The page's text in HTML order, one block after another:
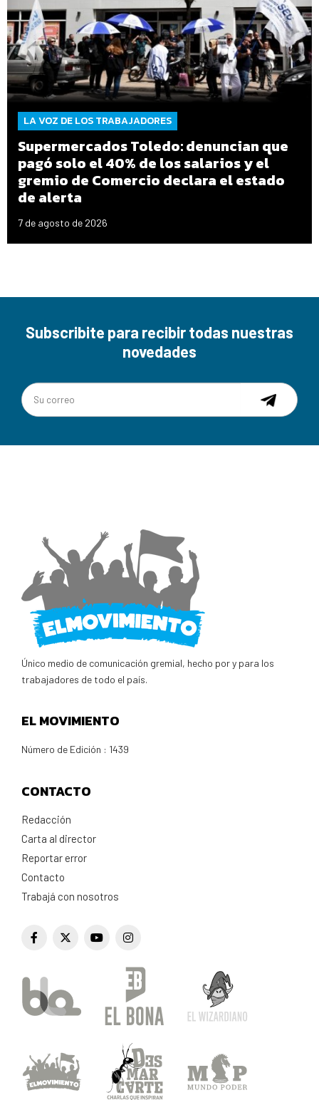
LA VOZ DE LOS TRABAJADORES
Supermercados Toledo: denuncian que
pagó solo el 40% de los salarios y el
gremio de Comercio declara el estado
de alerta
7 de agosto de 2026
Subscribite para recibir todas nuestras
novedades
Único medio de comunicación gremial, hecho por y para los
trabajadores de todo el país.
EL MOVIMIENTO
Número de Edición : 1439
CONTACTO
Redacción
Carta al director
Reportar error
Contacto
Trabajá con nosotros